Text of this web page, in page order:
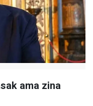
ama zina